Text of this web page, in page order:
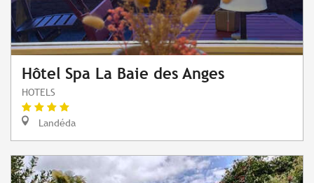
Hôtel Spa La Baie des Anges
HOTELS
Landéda